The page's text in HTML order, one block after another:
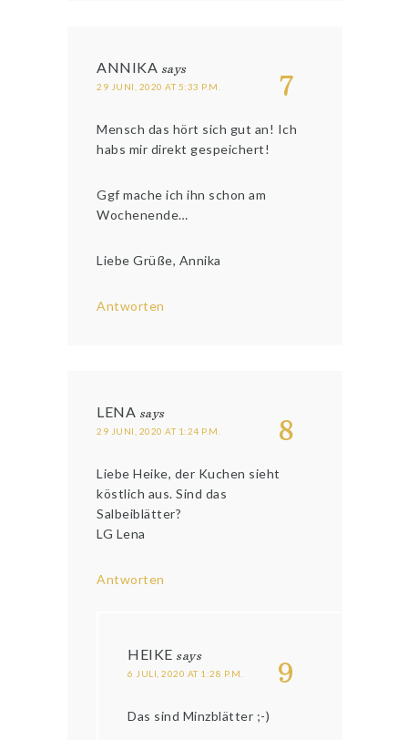
7
ANNIKA says
29 JUNI, 2020 AT 5:33 P.M.
Mensch das hört sich gut an! Ich
habs mir direkt gespeichert!
Ggf mache ich ihn schon am
Wochenende…
Liebe Grüße, Annika
Antworten
8
LENA says
29 JUNI, 2020 AT 1:24 P.M.
Liebe Heike, der Kuchen sieht
köstlich aus. Sind das
Salbeiblätter?
LG Lena
Antworten
9
HEIKE says
6 JULI, 2020 AT 1:28 P.M.
Das sind Minzblätter ;-)